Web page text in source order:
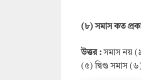
(৮) সমাস কত
উত্তর : সমাস নয়
(৫) দ্বিগু সমাস